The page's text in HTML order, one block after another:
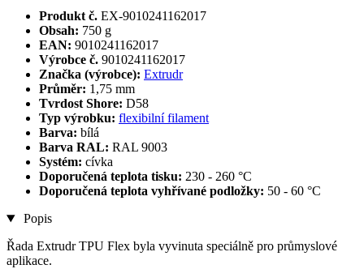
Produkt č. EX-9010241162017
Obsah: 750 g
EAN: 9010241162017
Výrobce č. 9010241162017
Značka (výrobce): Extrudr
Průměr: 1,75 mm
Tvrdost Shore: D58
Typ výrobku: flexibilní filament
Barva: bílá
Barva RAL: RAL 9003
Systém: cívka
Doporučená teplota tisku: 230 - 260 °C
Doporučená teplota vyhřívané podložky: 50 - 60 °C
Popis
Řada Extrudr TPU Flex byla vyvinuta speciálně pro průmyslové
aplikace.